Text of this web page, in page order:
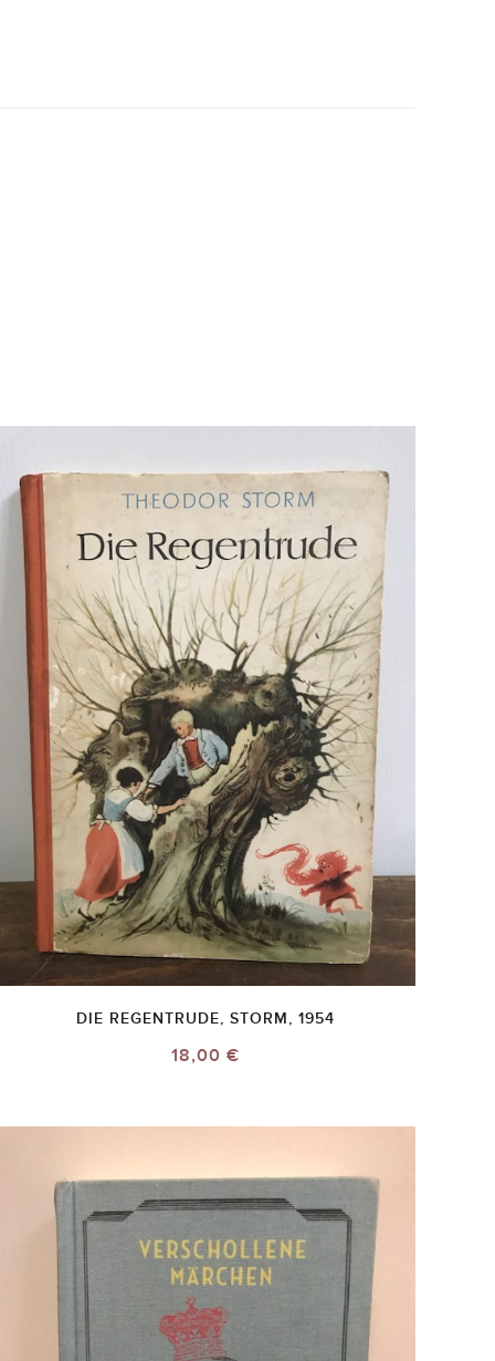
DIE REGENTRUDE, STORM, 1954
18,00 €